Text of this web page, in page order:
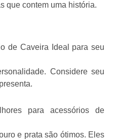
que contem uma história.
de Caveira Ideal para seu
Considere seu
para acessórios de
e prata são ótimos. Eles